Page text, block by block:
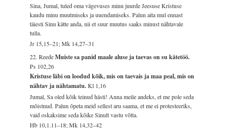
Sina, Jumal, tuled oma vägevuses minu juurde Jeesuse Kristuse
kaudu minu muutmiseks ja uuendamiseks. Palun aita mul ennast
täiesti Sinu kätte anda, nii et suur muutus saaks minust nähtavale
tulla.
Jr 15,15–21; Mk 14,27–31
22. ReedeMuiste sa panid maale aluse ja taevas on su kätetöö.
Ps 102,26
Kristuse läbi on loodud kõik, mis on taevais ja maa peal, mis on
nähtav ja nähtamatu.Kl 1,16
Jumal, Sa oled kõik teinud hästi! Anna meile andeks, et me pole seda
mõistnud. Palun õpeta meid sellest aru saama, et me ei protesteeriks,
vaid oskaksime seda kõike Sinult vastu võtta.
Hb 10,1.11–18; Mk 14,32–42